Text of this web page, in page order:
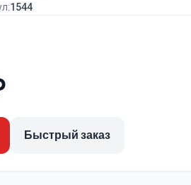
1544
Быстрый заказ